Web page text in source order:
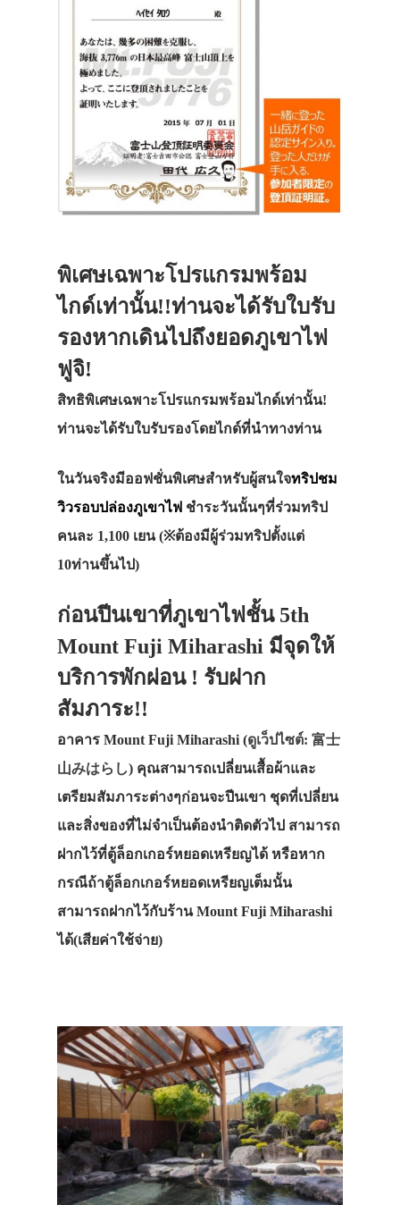
พิเศษเฉพาะโปรแกรมพร้อม
ไกด์เท่านั้น!!ท่านจะได้รับใบรับ
รองหากเดินไปถึงยอดภูเขาไฟ
ฟูจิ!
สิทธิพิเศษเฉพาะโปรแกรมพร้อมไกด์เท่านั้น!
ท่านจะได้รับใบรับรองโดยไกด์ที่นำทางท่าน
ในวันจริงมีออฟชั่นพิเศษสำหรับผู้สนใจทริปชม
วิวรอบปล่องภูเขาไฟ ชำระวันนั้นๆที่ร่วมทริป
คนละ 1,100 เยน (※ต้องมีผู้ร่วมทริปตั้งแต่
10ท่านขึ้นไป)
ก่อนปีนเขาที่ภูเขาไฟชั้น 5th
Mount Fuji Miharashi มีจุดให้
บริการพักผ่อน ! รับฝาก
สัมภาระ!!
อาคาร Mount Fuji Miharashi (ดูเว็ปไซต์: 富士
山みはらし) คุณสามารถเปลี่ยนเสื้อผ้าและ
เตรียมสัมภาระต่างๆก่อนจะปีนเขา ชุดที่เปลี่ยน
และสิ่งของที่ไม่จำเป็นต้องนำติดตัวไป สามารถ
ฝากไว้ที่ตู้ล็อกเกอร์หยอดเหรียญได้ หรือหาก
กรณีถ้าตู้ล็อกเกอร์หยอดเหรียญเต็มนั้น
สามารถฝากไว้กับร้าน Mount Fuji Miharashi
ได้(เสียค่าใช้จ่าย)
เที่ยวญี่ปุ่นด้ว
เอง
รถบัส
เดินทาง
ทัวร์